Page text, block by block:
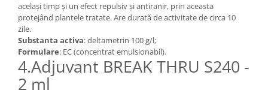
același timp și un efect repulsiv și antiranir, prin aceasta
protejând plantele tratate. Are durată de activitate de circa 10
zile.
Substanta activa: deltametrin 100 g/l;
Formulare: EC (concentrat emulsionabil).
4.Adjuvant BREAK THRU S240 -
2 ml